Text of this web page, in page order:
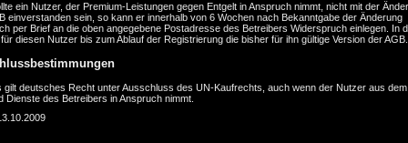
ein Nutzer, der Premium-Leistungen gegen Entgelt in Anspruch nimmt, nicht mit der
einverstanden sein, so kann er innerhalb von 6 Wochen nach Bekanntgabe der Änderung
per Brief an die oben angegebene Postadresse des Betreibers Widerspruch einlegen. In
diesen Nutzer bis zum Ablauf der Registrierung die bisher für ihn gültige Version der AGB.
gilt deutsches Recht unter Ausschluss des UN-Kaufrechts, auch wenn der Nutzer aus dem
Dienste des Betreibers in Anspruch nimmt.